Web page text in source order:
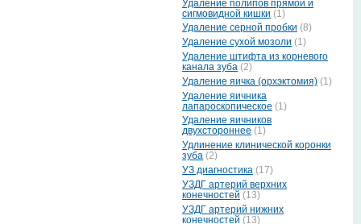
Удаление полипов прямой и
сигмовидной кишки (1)
Удаление серной пробки (8)
Удаление сухой мозоли (1)
Удаление штифта из корневого
канала зуба (2)
Удаление яичка (орхэктомия) (1)
Удаление яичника
лапароскопическое (1)
Удаление яичников
двухстороннее (1)
Удлинение клинической коронки
зуба (2)
УЗ диагностика (17)
УЗДГ артерий верхних
конечностей (13)
УЗДГ артерий нижних
конечностей (13)